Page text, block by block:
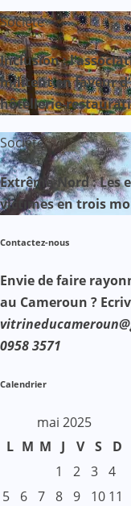
Société
Inclusion :
militent en faveur
hôtellerie-
Société
Extrême-Nord : Les
victimes en trois
Contactez-nous
Envie de faire
au Cameroun ?
0958 3571
Calendrier
mai 2025
L M M J V S
D
1
2 3 4
5
6 7 8 9 10 11